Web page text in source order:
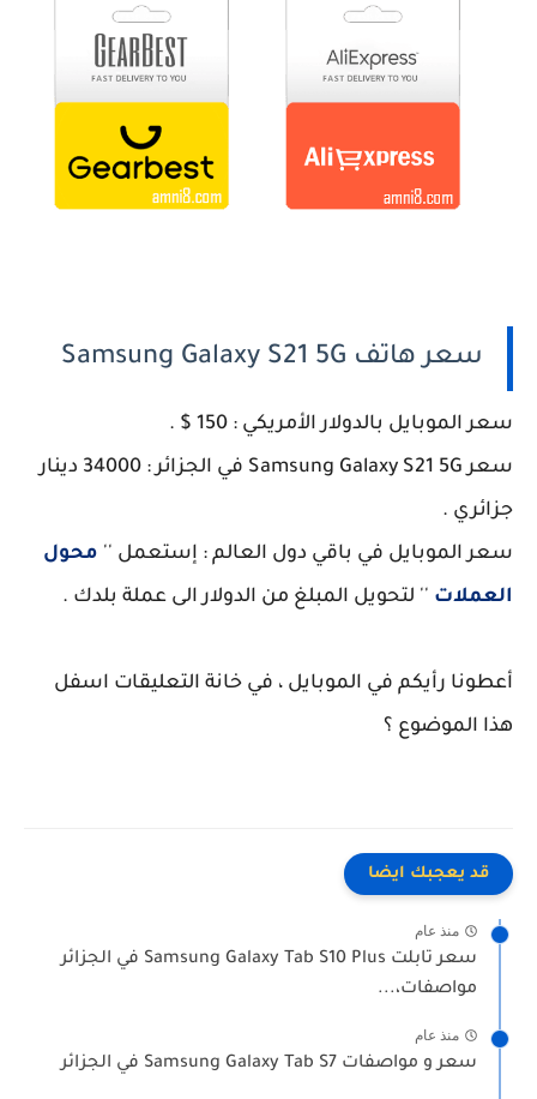
سعر هاتف Samsung Galaxy S21 5G
سعر الموبايل بالدولار الأمريكي : 150 $ .
سعر Samsung Galaxy S21 5G في الجزائر : 34000 دينار
جزائري .
سعر الموبايل في باقي دول العالم : إستعمل '' محول
العملات '' لتحويل المبلغ من الدولار الى عملة بلدك .
أعطونا رأيكم في الموبايل ، في خانة التعليقات اسفل
هذا الموضوع ؟
قد يعجبك ايضا
منذ عام
سعر تابلت Samsung Galaxy Tab S10 Plus في الجزائر
مواصفات،...
منذ عام
سعر و مواصفات Samsung Galaxy Tab S7 في الجزائر